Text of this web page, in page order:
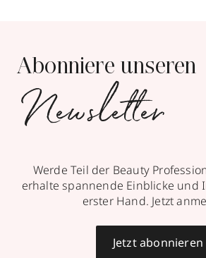
Abonniere unseren
Newsletter
Werde Teil der Beauty
erhalte spannende Einblicke und
erster Hand. Jetzt
Jetzt abonnieren